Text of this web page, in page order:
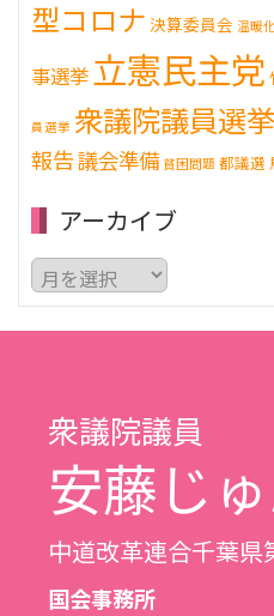
型コロナ 決算委員会 温暖
事選挙 立憲民主党
員選挙 衆議院議員選挙
報告議会準備 貧困問題 都議選
アーカイブ
ア
ー
カ
イ
衆議院議員
安藤じ
中道改革連合千葉県
国会事務所